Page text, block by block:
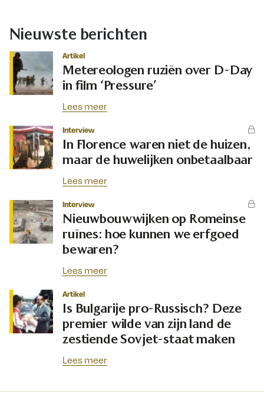
Nieuwste berichten
Artikel
Metereologen ruziën over D-Day
in film ‘Pressure’
Lees meer
Interview
In Florence waren niet de huizen,
maar de huwelijken onbetaalbaar
Lees meer
Interview
Nieuwbouwwijken op Romeinse
ruïnes: hoe kunnen we erfgoed
bewaren?
Lees meer
Artikel
Is Bulgarije pro-Russisch? Deze
premier wilde van zijn land de
zestiende Sovjet-staat maken
Lees meer